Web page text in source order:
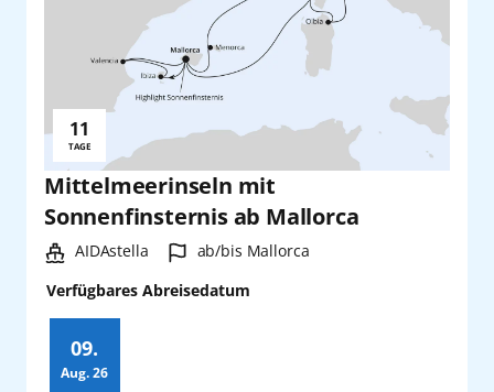
Mittelmeerinseln mit
Sonnenfinsternis ab Mallorca
Schiff:
AIDAstella Hafen:
ab/bis Mallorca
Verfügbares Abreisedatum
09.
Aug. 26
Reisedauer:
11
TAGE